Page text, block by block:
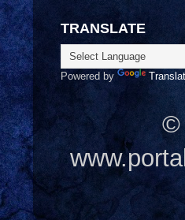
TRANSLATE
Powered by
©